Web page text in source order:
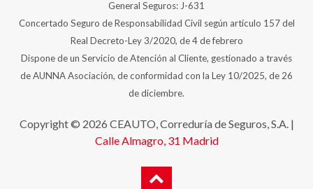
Real Decreto-Ley 3/2020, de 4 de febrero
Dispone de un Servicio de Atención al Cliente, gestionado a través
de AUNNA Asociación, de conformidad con la Ley 10/2025, de 26
de diciembre.
Copyright © 2026 CEAUTO, Correduría de Seguros, S.A. |